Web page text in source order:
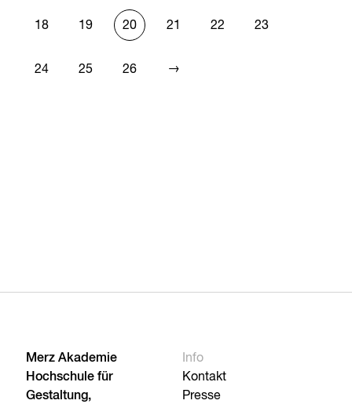
18 19 20 21 22 23
24 25 26 →
Merz Akademie
Hochschule für
Gestaltung,
Info
Kontakt
Presse